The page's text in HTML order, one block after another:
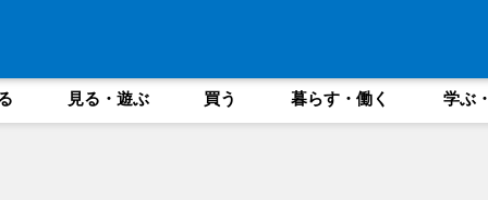
見る・遊ぶ 買う 暮らす・働く 学ぶ